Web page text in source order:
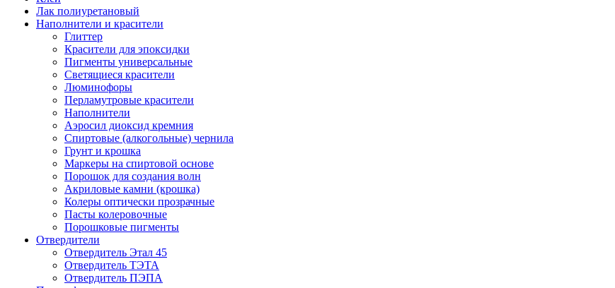
Лак полиуретановый
Наполнители и красители
Глиттер
Красители для эпоксидки
Пигменты универсальные
Светящиеся красители
Люминофоры
Перламутровые красители
Наполнители
Аэросил диоксид кремния
Спиртовые (алкогольные) чернила
Грунт и крошка
Маркеры на спиртовой основе
Порошок для создания волн
Акриловые камни (крошка)
Колеры оптически прозрачные
Пасты колеровочные
Порошковые пигменты
Отвердители
Отвердитель Этал 45
Отвердитель ТЭТА
Отвердитель ПЭПА